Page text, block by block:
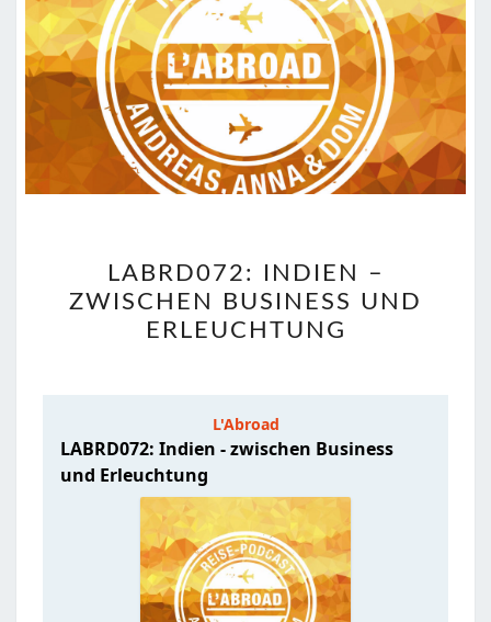
INDIEN
–
ZWISCHEN
ERLEUCHTUNG
LABRD072: INDIEN –
ZWISCHEN BUSINESS UND
ERLEUCHTUNG